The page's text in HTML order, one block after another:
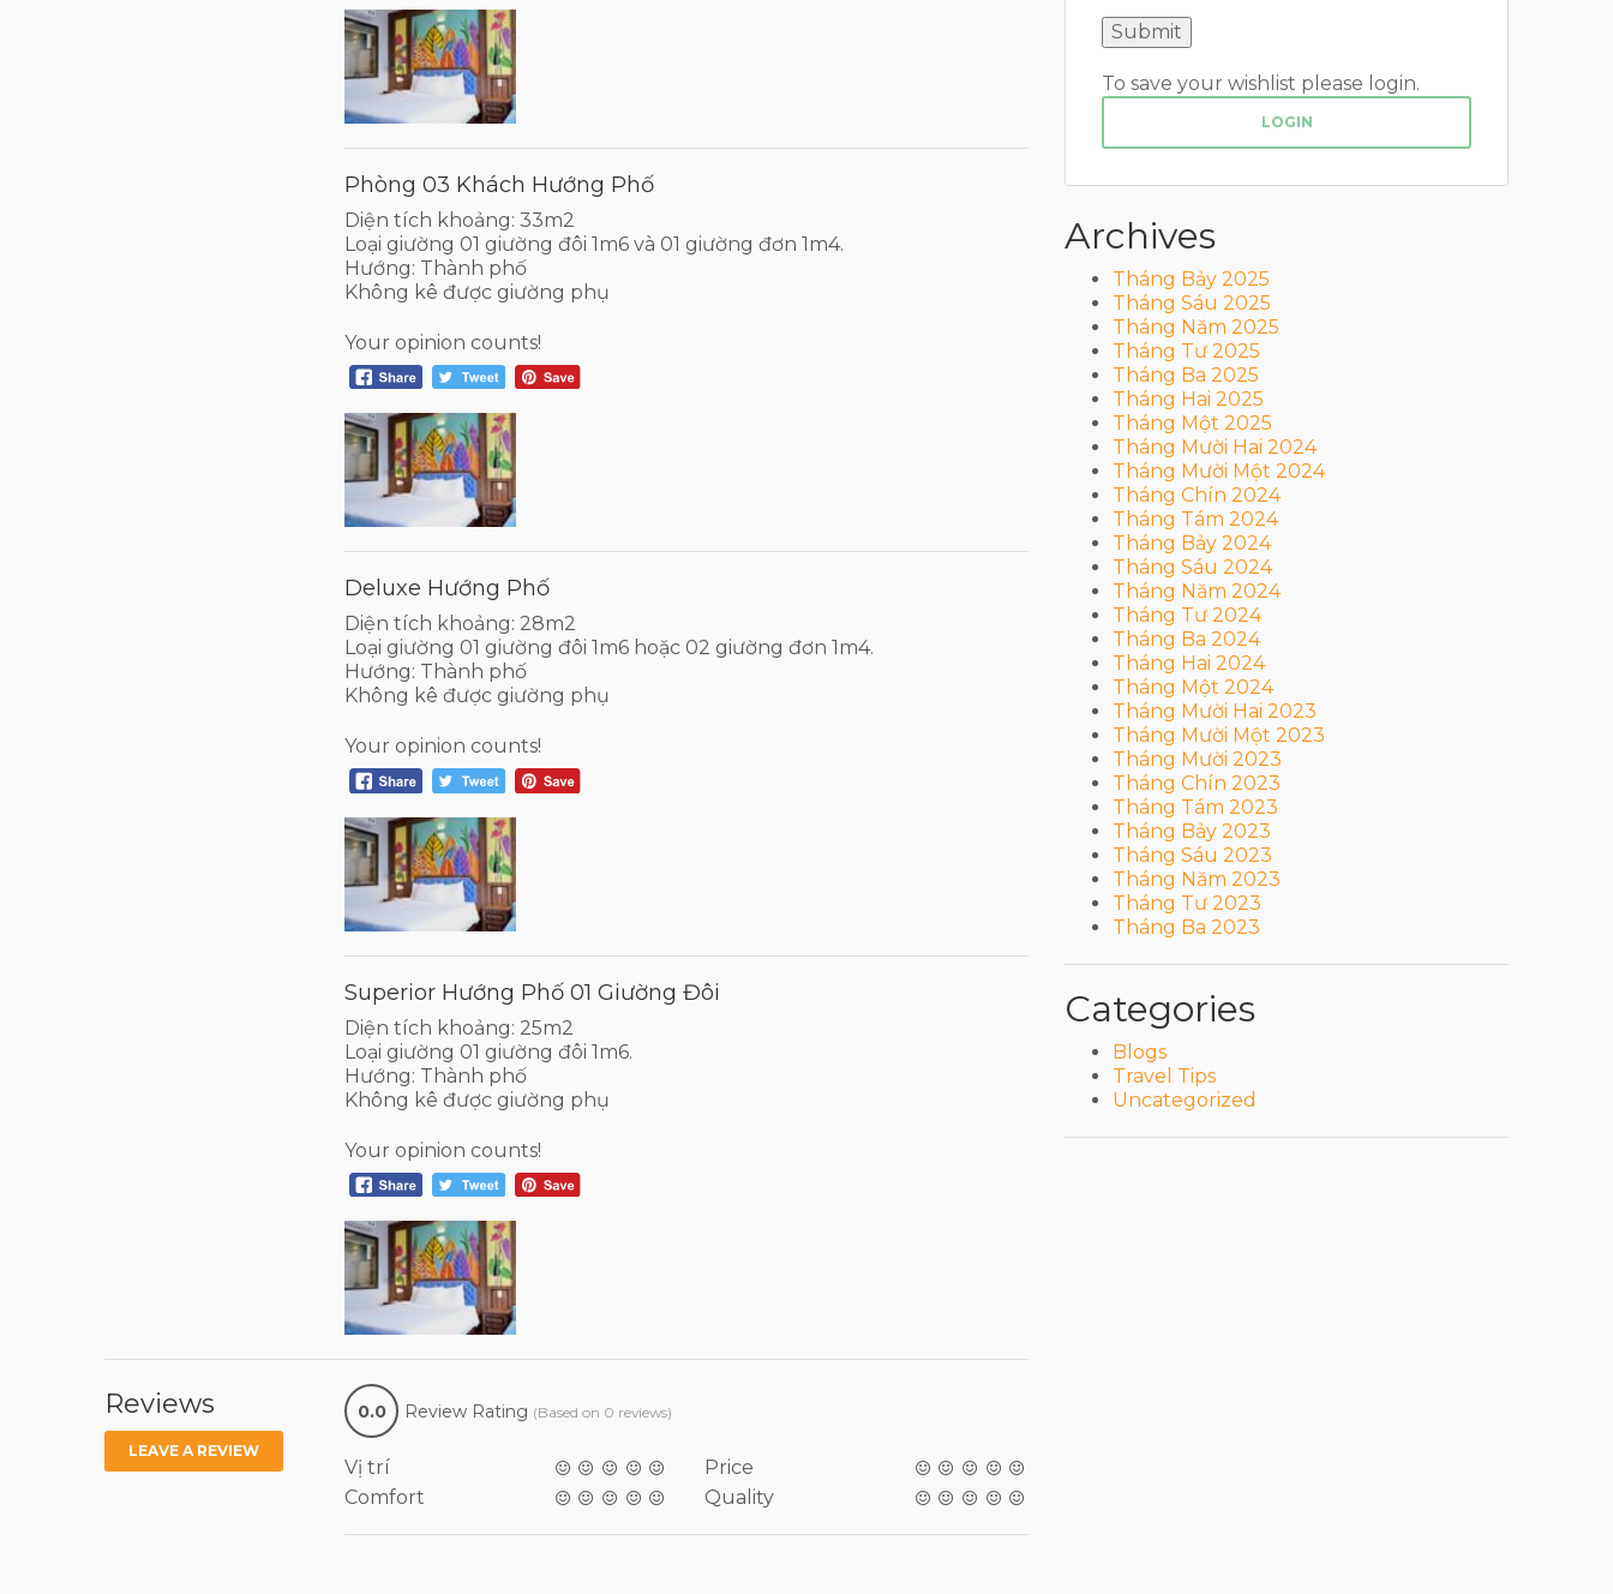
Phòng 03 Khách Hướng Phố
Diện tích khoảng: 33m2
Loại giường 01 giường đôi 1m6 và 01 giường đơn 1m4.
Hướng: Thành phố
Không kê được giường phụ
Your opinion counts!
Deluxe Hướng Phố
Diện tích khoảng: 28m2
Loại giường 01 giường đôi 1m6 hoặc 02 giường đơn 1m4.
Hướng: Thành phố
Không kê được giường phụ
Your opinion counts!
Superior Hướng Phố 01 Giường Đôi
Diện tích khoảng: 25m2
Loại giường 01 giường đôi 1m6.
Hướng: Thành phố
Không kê được giường phụ
Your opinion counts!
Reviews
LEAVE A REVIEW
0.0 Review Rating (Based on 0 reviews)
Vị trí
Comfort
Price
Quality
To save your wishlist please login.
LOGIN
Archives
Tháng Bảy 2025
Tháng Sáu 2025
Tháng Năm 2025
Tháng Tư 2025
Tháng Ba 2025
Tháng Hai 2025
Tháng Một 2025
Tháng Mười Hai 2024
Tháng Mười Một 2024
Tháng Chín 2024
Tháng Tám 2024
Tháng Bảy 2024
Tháng Sáu 2024
Tháng Năm 2024
Tháng Tư 2024
Tháng Ba 2024
Tháng Hai 2024
Tháng Một 2024
Tháng Mười Hai 2023
Tháng Mười Một 2023
Tháng Mười 2023
Tháng Chín 2023
Tháng Tám 2023
Tháng Bảy 2023
Tháng Sáu 2023
Tháng Năm 2023
Tháng Tư 2023
Tháng Ba 2023
Categories
Blogs
Travel Tips
Uncategorized